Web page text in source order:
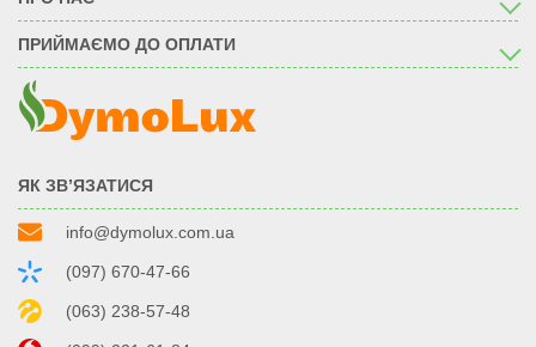
ПРИЙМАЄМО ДО ОПЛАТИ
ЯК ЗВ’ЯЗАТИСЯ
info@dymolux.com.ua
(097) 670-47-66
(063) 238-57-48